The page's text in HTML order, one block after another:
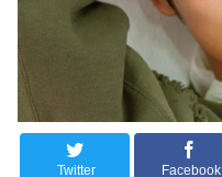
Twitter Facebook